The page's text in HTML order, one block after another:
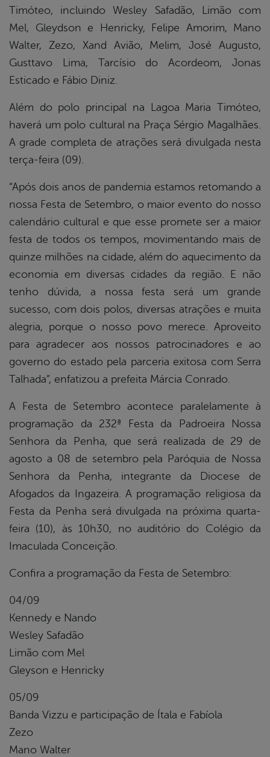
Timóteo, incluindo Wesley Safadão, Limão com
Mel, Gleydson e Henricky, Felipe Amorim, Mano
Walter, Zezo, Xand Avião, Melim, José Augusto,
Gusttavo Lima, Tarcísio do Acordeom, Jonas
Esticado e Fábio Diniz.
Além do polo principal na Lagoa Maria Timóteo,
haverá um polo cultural na Praça Sérgio Magalhães.
A grade completa de atrações será divulgada nesta
terça-feira (09).
“Após dois anos de pandemia estamos retomando a
nossa Festa de Setembro, o maior evento do nosso
calendário cultural e que esse promete ser a maior
festa de todos os tempos, movimentando mais de
quinze milhões na cidade, além do aquecimento da
economia em diversas cidades da região. E não
tenho dúvida, a nossa festa será um grande
sucesso, com dois polos, diversas atrações e muita
alegria, porque o nosso povo merece. Aproveito
para agradecer aos nossos patrocinadores e ao
governo do estado pela parceria exitosa com Serra
Talhada”, enfatizou a prefeita Márcia Conrado.
A Festa de Setembro acontece paralelamente à
programação da 232ª Festa da Padroeira Nossa
Senhora da Penha, que será realizada de 29 de
agosto a 08 de setembro pela Paróquia de Nossa
Senhora da Penha, integrante da Diocese de
Afogados da Ingazeira. A programação religiosa da
Festa da Penha será divulgada na próxima quarta-
feira (10), às 10h30, no auditório do Colégio da
Imaculada Conceição.
Confira a programação da Festa de Setembro:
04/09
Kennedy e Nando
Wesley Safadão
Limão com Mel
Gleyson e Henricky
05/09
Banda Vizzu e participação de Ítala e Fabíola
Zezo
Mano Walter